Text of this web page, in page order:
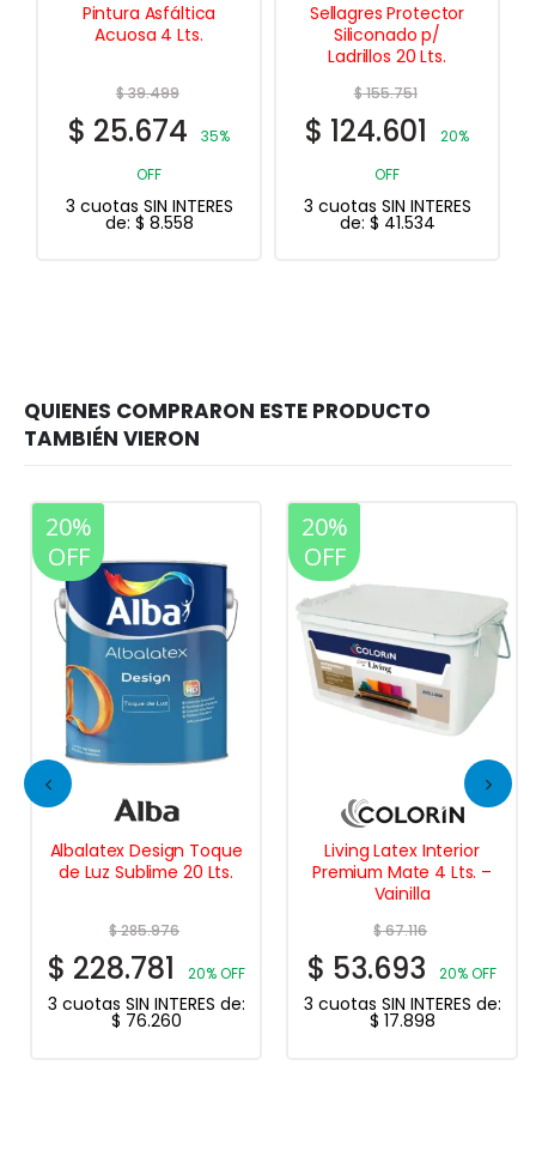
Sellagres Protector
Siliconado p/
$155.751
$ 124.601
20%
OFF
3 cuotas SIN INTERES
de: $41.534
Repara Paredes 330
Grs.
$10.338
$8.270 20% OFF
3 cuotas SIN INTERES
$2.757
20%
OFF
Albalatex Design Toque
de Luz Sublime 20 Lts.
$285.976
$ 228.781 20% OFF
3 cuotas SIN INTERES de:
$ 76.260
20%
OFF
Living Latex Interior
Premium Mate 4 Lts. –
Vainilla
$67.116
$ 53.693 20% OFF
3 cuotas SIN INTERES de:
$ 17.898